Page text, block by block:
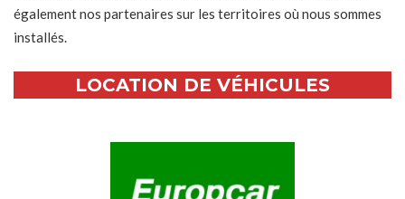
également nos partenaires sur les territoires où nous sommes
installés.
LOCATION DE VÉHICULES